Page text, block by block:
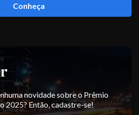
Conheça
novidade sobre o Prêmio
2025? Então, cadastre-se!